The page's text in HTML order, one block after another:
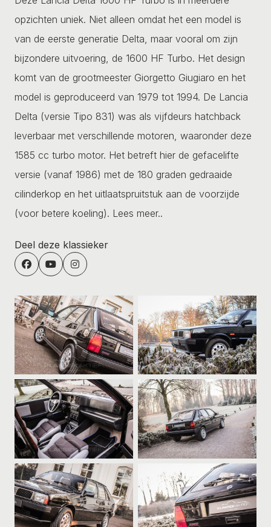
opzichten uniek. Niet alleen omdat het een model is
van de eerste generatie Delta, maar vooral om zijn
bijzondere uitvoering, de 1600 HF Turbo. Het design
komt van de grootmeester Giorgetto Giugiaro en het
model is geproduceerd van 1979 tot 1994. De Lancia
Delta (versie Tipo 831) was als vijfdeurs hatchback
leverbaar met verschillende motoren, waaronder deze
1585 cc turbo motor. Het betreft hier de gefacelifte
versie (vanaf 1986) met de 180 graden gedraaide
cilinderkop en het uitlaatspruitstuk aan de voorzijde
(voor betere koeling). Lees meer..
Deel deze klassieker